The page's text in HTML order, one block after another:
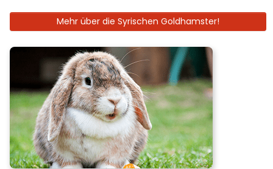
Mehr über die Syrischen Goldhamster!